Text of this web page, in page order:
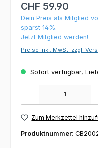
CHF 59.90
Dein Preis als Mitglied
sparst 14%.
Jetzt Mitglied werden!
Preise inkl. MwSt. zzgl.
Sofort verfügbar,
Zum Merkzettel
Produktnummer: